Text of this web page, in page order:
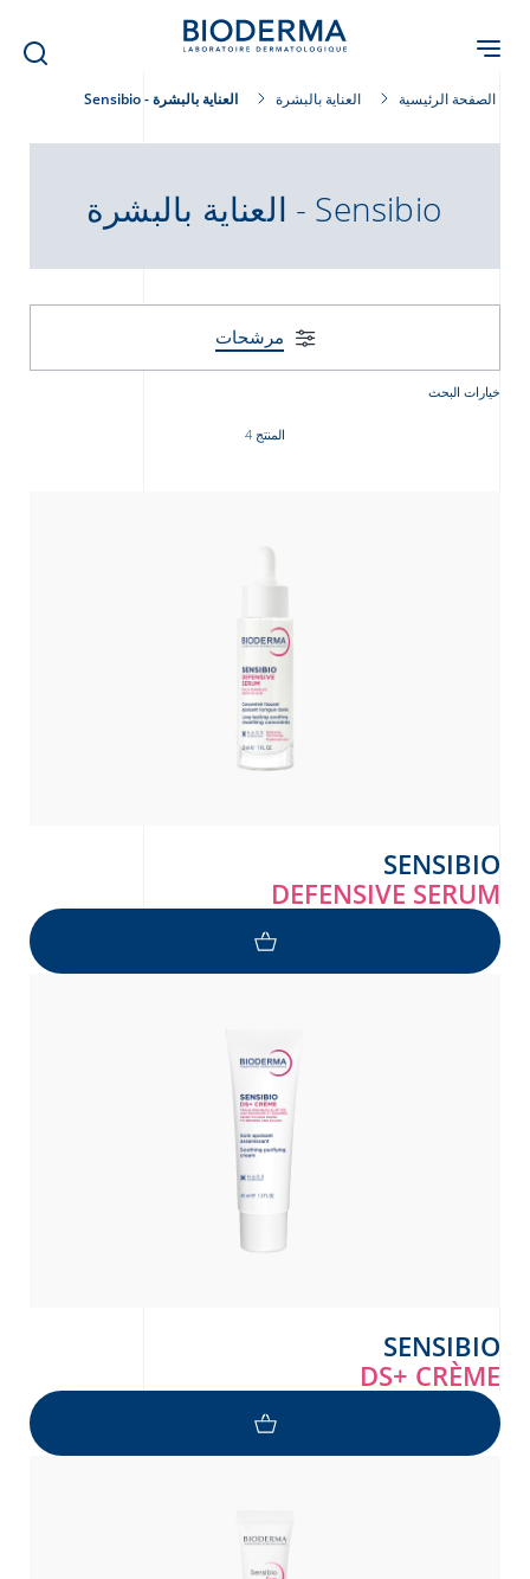
content
الصفحة الرئيسية العناية بالبشرة العناية بالبشرة - Sensibio
العناية بالبشرة - Sensibio
مرشحات
خيارات البحث
المنتج 4
SENSIBIO
DEFENSIVE SERUM
SENSIBIO
DS+ CRÈME